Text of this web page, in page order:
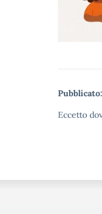
Pubblicato:
Eccetto